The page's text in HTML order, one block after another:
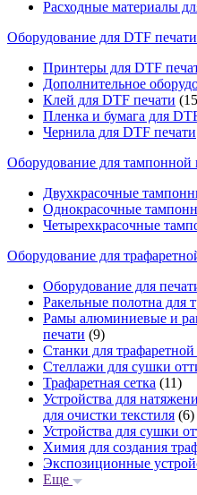
Расходные материалы
Оборудование для DTF печати
Принтеры для DTF
Дополнительное
Клей для DTF печати
Пленка и бумага для
Чернила для DTF печати
Оборудование для тампонной
Двухкрасочные
Однокрасочные
Четырехкрасочные
Оборудование для
Оборудование для
Ракельные полотна для
Рамы алюминиевые и
печати (9)
Станки для трафаретной
Стеллажи для сушки
Трафаретная сетка (11)
Устройства для
для очистки текстиля (6)
Устройства для сушки
Химия для создания
Экспозиционные
Еще